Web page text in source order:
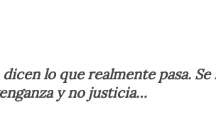
lo que realmente pasa.
y no justicia…